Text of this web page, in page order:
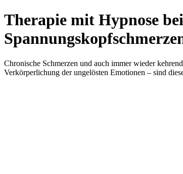
Therapie mit Hypnose
Chronische Schmerzen und auch immer wieder
Verkörperlichung der ungelösten Emotionen – sind